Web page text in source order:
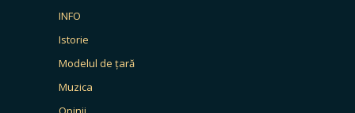
INFO
Istorie
Modelul de țară
Muzica